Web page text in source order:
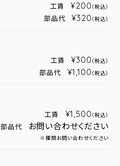
工賃 ¥200 （税込）
部品代 ¥320 （税込）
工賃 ¥300 （税込）
部品代 ¥1,100 （税込）
工賃 ¥1,500 （税込）
部品代 お問い合わせください
※種類お問い合わせください